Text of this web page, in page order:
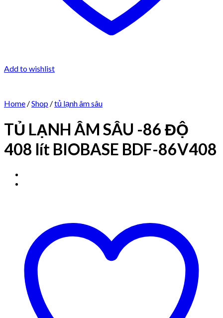
Add to wishlist
Home /Shop /tủ lạnh âm sâu
TỦ LẠNH ÂM SÂU -86 ĐỘ
408 lít BIOBASE BDF-86V408